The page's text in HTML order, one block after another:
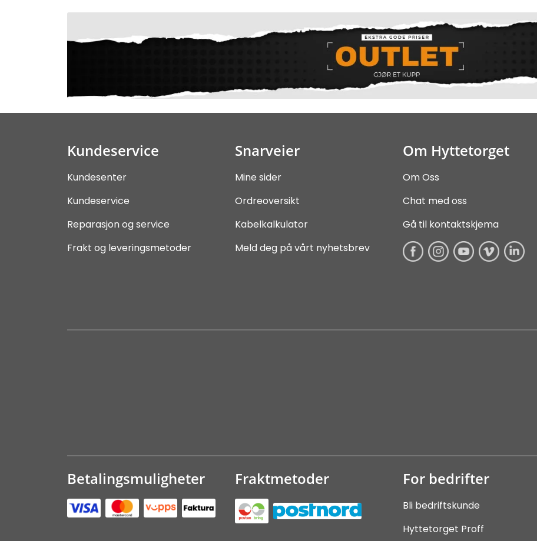
Kundeservice
Kundesenter
Kundeservice
Reparasjon og service
Frakt og leveringsmetoder
For bedrifter
Bli bedriftskunde
Hyttetorget Proff
Snarveier
Mine sider
Ordreoversikt
Kabelkalkulator
Meld deg på vårt nyhetsbrev
Om Hyttetorget
Om Oss
Chat med oss
Gå til kontaktskjema
Betalingsmuligheter Fraktmetoder